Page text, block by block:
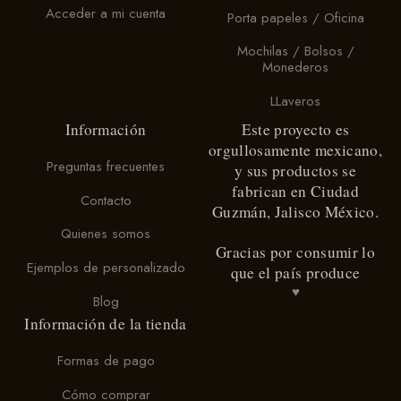
elegir
en
en
página
de
Acceder a mi cuenta
Porta papeles / Oficina
Mochilas / Bolsos /
Monederos
LLaveros
Información
Preguntas frecuentes
Contacto
Quienes somos
Ejemplos de personalizado
Blog
Información de la tienda
Formas de pago
Cómo comprar
Este proyecto es
orgullosamente mexicano,
y sus productos se
fabrican en Ciudad
Guzmán, Jalisco México.
Gracias por consumir lo
que el país produce
♥